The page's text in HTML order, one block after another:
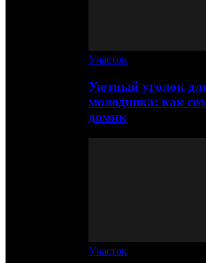
Участок
Уютный уголок
молодняка: как
домик
Участок